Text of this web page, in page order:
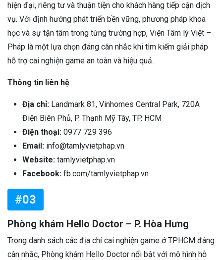
hiện đại, riêng tư và thuận tiện cho khách hàng tiếp cận dịch
vụ. Với định hướng phát triển bền vững, phương pháp khoa
học và sự tận tâm trong từng trường hợp, Viện Tâm lý Việt –
Pháp là một lựa chọn đáng cân nhắc khi tìm kiếm giải pháp
hỗ trợ cai nghiện game an toàn và hiệu quả.
Thông tin liên hệ
Địa chỉ: Landmark 81, Vinhomes Central Park, 720A
Điện Biên Phủ, P. Thạnh Mỹ Tây, TP. HCM
Điện thoại: 0977 729 396
Email: info@tamlyvietphap.vn
Website: tamlyvietphap.vn
Facebook: fb.com/tamlyvietphap.vn
#03
Phòng khám Hello Doctor – P. Hòa Hưng
Trong danh sách các địa chỉ cai nghiện game ở TPHCM đáng
cân nhắc, Phòng khám Hello Doctor nổi bật với mô hình hỗ